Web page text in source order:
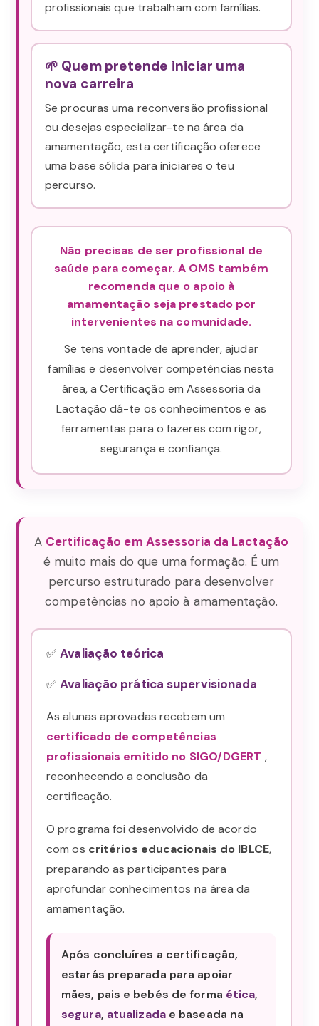
profissionais que trabalham com famílias.
🌱 Quem pretende iniciar uma
nova carreira
Se procuras uma reconversão profissional
ou desejas especializar-te na área da
amamentação, esta certificação oferece
uma base sólida para iniciares o teu
percurso.
Não precisas de ser profissional de
saúde para começar. A OMS também
recomenda que o apoio à
amamentação seja prestado por
intervenientes na comunidade.
Se tens vontade de aprender, ajudar
famílias e desenvolver competências nesta
área, a Certificação em Assessoria da
Lactação dá-te os conhecimentos e as
ferramentas para o fazeres com rigor,
segurança e confiança.
A Certificação em Assessoria da Lactação
é muito mais do que uma formação. É um
percurso estruturado para desenvolver
competências no apoio à amamentação.
✅Avaliação teórica
✅Avaliação prática supervisionada
As alunas aprovadas recebem um
certificado de competências
profissionais emitido no SIGO/DGERT ,
reconhecendo a conclusão da
certificação.
O programa foi desenvolvido de acordo
com os critérios educacionais do IBLCE,
preparando as participantes para
aprofundar conhecimentos na área da
amamentação.
Após concluíres a certificação,
estarás preparada para apoiar
mães, pais e bebés de forma ética,
segura, atualizadae baseada na